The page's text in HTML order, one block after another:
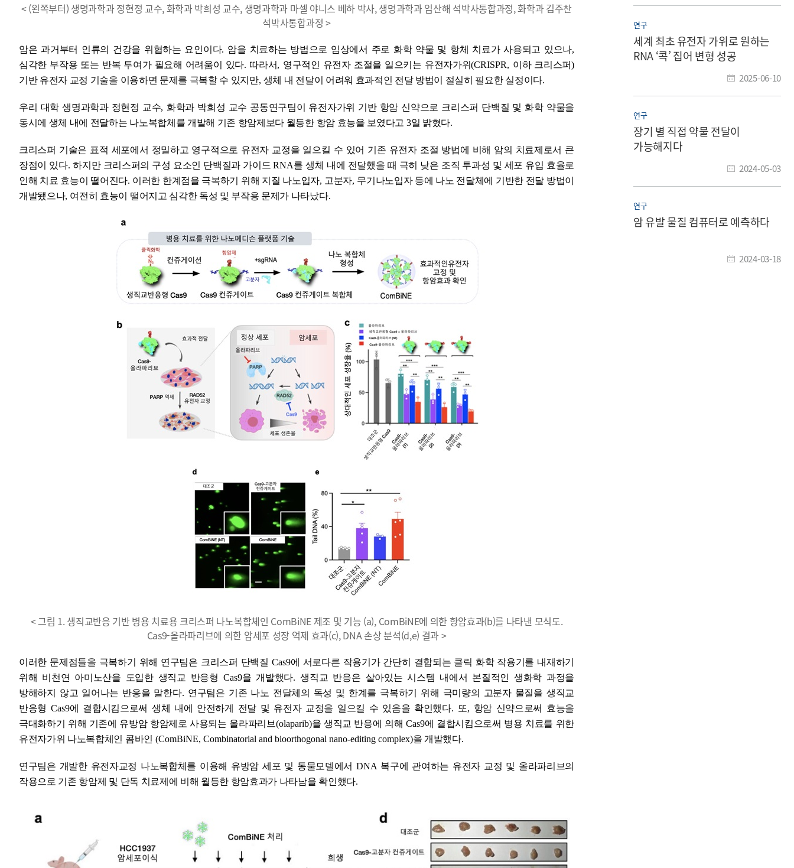
< (왼쪽부터) 생명과학과 정현정 교수, 화학과 박희성 교수, 생명과학과 마셀 야니스 베하 박사, 생명과학과 임산해 석박사통합과정, 화학과 김주찬
석박사통합과정 >
암은 과거부터 인류의 건강을 위협하는 요인이다. 암을 치료하는 방법으로 임상에서 주로 화학 약물 및 항체 치료가 사용되고 있으나,
심각한 부작용 또는 반복 투여가 필요해 어려움이 있다. 따라서, 영구적인 유전자 조절을 일으키는 유전자가위(CRISPR, 이하 크리스퍼)
기반 유전자 교정 기술을 이용하면 문제를 극복할 수 있지만, 생체 내 전달이 어려워 효과적인 전달 방법이 절실히 필요한 실정이다.
우리 대학 생명과학과 정현정 교수, 화학과 박희성 교수 공동연구팀이 유전자가위 기반 항암 신약으로 크리스퍼 단백질 및 화학 약물을
동시에 생체 내에 전달하는 나노복합체를 개발해 기존 항암제보다 월등한 항암 효능을 보였다고 3일 밝혔다.
크리스퍼 기술은 표적 세포에서 정밀하고 영구적으로 유전자 교정을 일으킬 수 있어 기존 유전자 조절 방법에 비해 암의 치료제로서 큰
장점이 있다.하지만 크리스퍼의 구성 요소인 단백질과 가이드RNA를 생체 내에 전달했을 때 극히 낮은 조직 투과성 및 세포 유입 효율로
인해 치료 효능이 떨어진다. 이러한 한계점을 극복하기 위해 지질 나노입자, 고분자, 무기나노입자 등에 나노 전달체에 기반한 전달 방법이
개발됐으나, 여전히 효능이 떨어지고 심각한 독성 및 부작용 문제가 나타났다.
< 그림 1. 생직교반응 기반 병용 치료용 크리스퍼 나노복합체인 ComBiNE 제조 및 기능 (a), ComBiNE에 의한 항암효과(b)를 나타낸 모식도.
Cas9-올라파리브에 의한 암세포 성장 억제 효과(c), DNA 손상 분석(d,e) 결과 >
이러한 문제점들을 극복하기 위해 연구팀은 크리스퍼 단백질 Cas9에 서로다른 작용기가 간단히 결합되는 클릭 화학 작용기를 내재하기
위해 비천연 아미노산을 도입한 생직교 반응형 Cas9을 개발했다.생직교 반응은 살아있는 시스템 내에서 본질적인 생화학 과정을
방해하지 않고 일어나는 반응을 말한다. 연구팀은 기존 나노 전달체의 독성 및 한계를 극복하기 위해 극미량의 고분자 물질을 생직교
반응형 Cas9에 결합시킴으로써 생체 내에 안전하게 전달 및 유전자 교정을 일으킬 수 있음을 확인했다. 또, 항암 신약으로써 효능을
극대화하기 위해 기존에 유방암 항암제로 사용되는 올라파리브(olaparib)을 생직교 반응에 의해 Cas9에 결합시킴으로써 병용 치료를 위한
유전자가위 나노복합체인 콤바인 (ComBiNE, Combinatorial and bioorthogonal nano-editing complex)을 개발했다.
연구팀은 개발한 유전자교정 나노복합체를 이용해 유방암 세포 및 동물모델에서DNA 복구에 관여하는 유전자 교정 및 올라파리브의
작용으로 기존 항암제 및 단독 치료제에 비해 월등한 항암효과가 나타남을 확인했다.
연구
세계 최초 유전자 가위로 원하는
RNA ‘콕’ 집어 변형 성공
2025-06-10
연구
장기 별 직접 약물 전달이
가능해지다
2024-05-03
연구
암 유발 물질 컴퓨터로 예측하다
2024-03-18